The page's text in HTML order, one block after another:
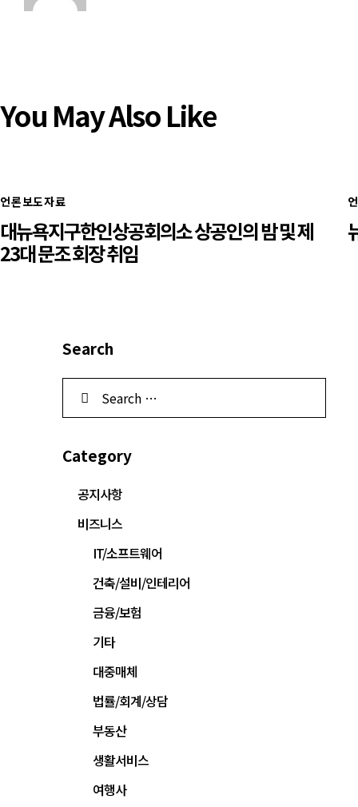
You May Also Like
언론보도자료
대뉴욕지구한인상공회의소 상공인의 밤 및 제
23대 문조 회장 취임
Search
Category
공지사항
비즈니스
IT/소프트웨어
건축/설비/인테리어
금융/보험
기타
대중매체
법률/회계/상담
부동산
생활서비스
여행사